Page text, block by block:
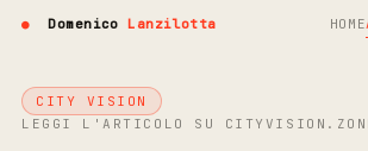
● Domenico Lanzilotta HOME
CITY VISION
LEGGI L'ARTICOLO SU